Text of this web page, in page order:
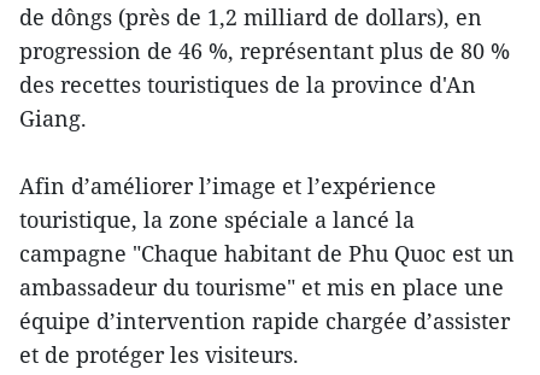
de dôngs (près de 1,2 milliard de dollars), en
progression de 46 %, représentant plus de 80 %
des recettes touristiques de la province d'An
Giang.
Afin d’améliorer l’image et l’expérience
touristique, la zone spéciale a lancé la
campagne "Chaque habitant de Phu Quoc est un
ambassadeur du tourisme" et mis en place une
équipe d’intervention rapide chargée d’assister
et de protéger les visiteurs.